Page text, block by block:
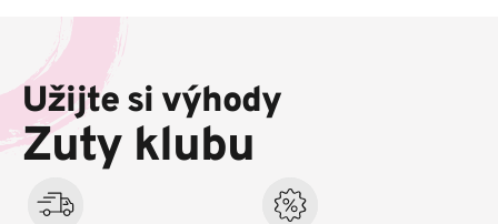
a
í
Užijte si výhody
Zuty klubu